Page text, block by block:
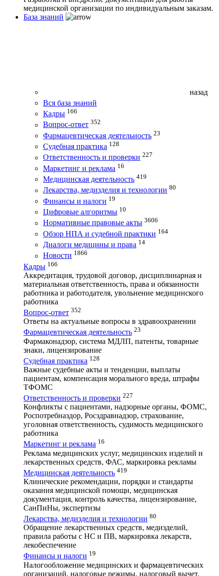
медицинской организации по индивидуальным заказам.
База знаний
назад
Вся база знаний
Кадры 166
Вопрос-ответ 352
Фармацевтическая деятельность 23
Судебная практика 128
Ответственность и проверки 227
Маркетинг и реклама 16
Медицинская деятельность 419
Лекарства, медизделия и технологии 80
Финансы и налоги 19
Цифровые алгоритмы 10
Нормативные правовые акты 3606
Обзор НПА и судебной практики 164
Диалоги медицины и права 14
Новости 1866
Кадры 166
Аккредитация, трудовой договор, дисциплинарная и
материальная ответственность, права и обязанности
работника и работодателя, увольнение медицинского
работника
Вопрос-ответ 352
Ответы на актуальные вопросы в здравоохранении
Фармацевтическая деятельность 23
Фармаконадзор, система МДЛП, патенты, товарные
знаки, лицензирование
Судебная практика 128
Важные судебные акты и тенденции, выплаты
пациентам, компенсация морального вреда, штрафы
ТФОМС
Ответственность и проверки 227
Конфликты с пациентами, надзорные органы, ФОМС,
Роспотребназдор, Росздравнадзор, страхование,
уголовная ответственность, судимость медицинского
работника
Маркетинг и реклама 16
Реклама медицинских услуг, медицинских изделий и
лекарственных средств, ФАС, маркировка рекламы
Медицинская деятельность 419
Клинические рекомендации, порядки и стандарты
оказания медицинской помощи, медицинская
документация, контроль качества, лицензирование,
СанПиНы, экспертизы
Лекарства, медизделия и технологии 80
Обращение лекарственных средств, медизделий,
правила работы с НС и ПВ, маркировка лекарств,
лекобеспечение
Финансы и налоги 19
Налогообложение медицинских и фармацевтических
организаций, налоговые режимы, налоговый вычет,